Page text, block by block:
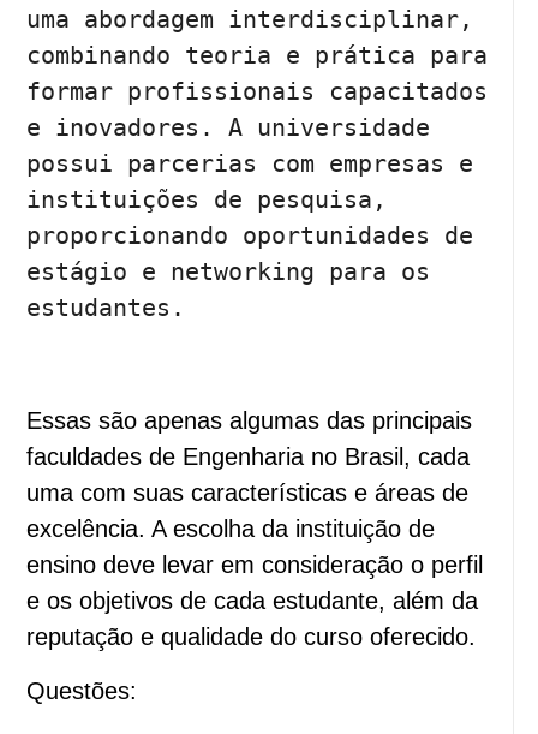
uma abordagem interdisciplinar,
combinando teoria e prática para
formar profissionais capacitados
e inovadores. A universidade
possui parcerias com empresas e
instituições de pesquisa,
proporcionando oportunidades de
estágio e networking para os
Essas são apenas algumas das principais
faculdades de Engenharia no Brasil, cada
uma com suas características e áreas de
excelência. A escolha da instituição de
ensino deve levar em consideração o perfil
e os objetivos de cada estudante, além da
reputação e qualidade do curso oferecido.
Questões: